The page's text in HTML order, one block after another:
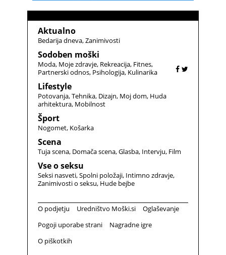
Aktualno
Bedarija dneva Zanimivosti
Sodoben moški
Moda Moje zdravje Rekreacija Fitnes
Partnerski odnos Psihologija Kulinarika
Lifestyle
Potovanja Tehnika Dizajn Moj dom Huda
arhitektura Mobilnost
Šport
Nogomet Košarka
Scena
Tuja scena Domača scena Glasba Intervju Film
Vse o seksu
Seksi nasveti Spolni položaji Intimno zdravje
Zanimivosti o seksu Hude bejbe
O podjetju Uredništvo Moški.si
Oglaševanje
Pogoji uporabe strani
Nagradne igre
O piškotkih